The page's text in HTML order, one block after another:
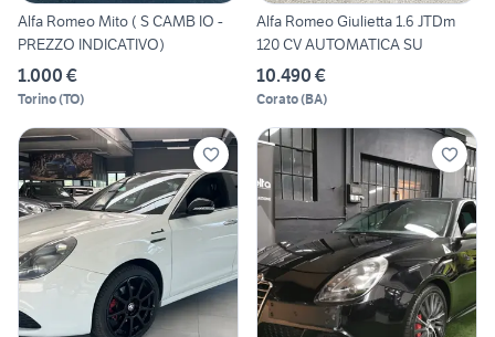
Alfa Romeo Mito ( S CAMB IO -
PREZZO INDICATIVO)
1.000 €
Torino(TO)
Alfa Romeo Giulietta 1.6 JTDm
120 CV AUTOMATICA SU
10.490 €
Corato(BA)